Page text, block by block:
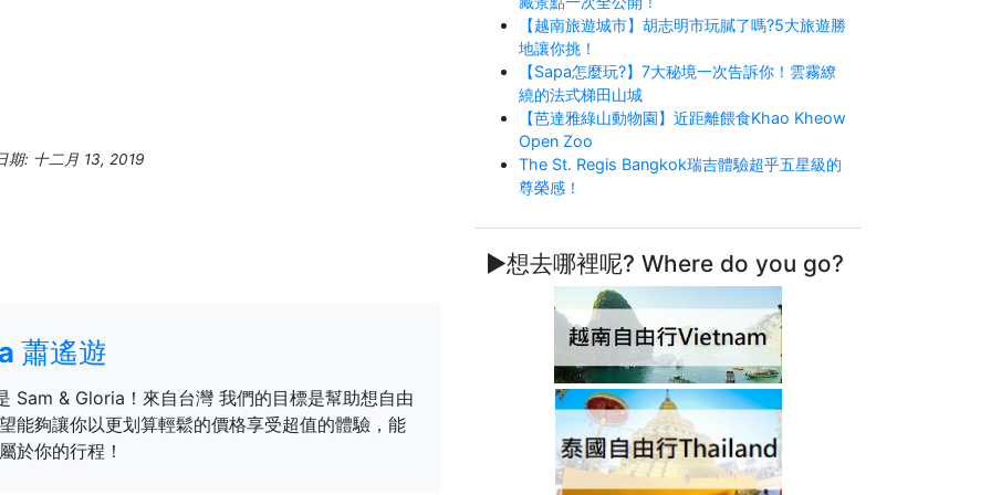
期: 十二月 13, 2019
蕭遙遊
Sam & Gloria！來自台灣 我們的目標是幫助想自由
能夠讓你以更划算輕鬆的價格享受超值的體驗，能
於你的行程！
【越南旅遊城市】胡志明市玩膩了嗎?5大旅遊勝
地讓你挑！
【Sapa怎麼玩?】7大秘境一次告訴你！雲霧繚
繞的法式梯田山城
【芭達雅綠山動物園】近距離餵食Khao Kheow
Open Zoo
The St. Regis Bangkok瑞吉體驗超乎五星級的
尊榮感！
►想去哪裡呢? Where do you go?